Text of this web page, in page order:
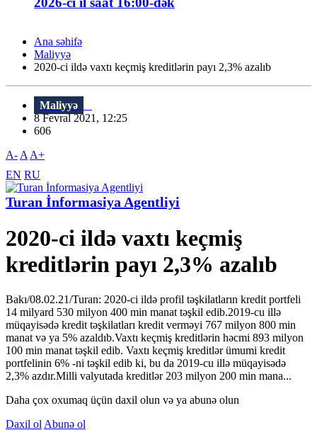
Ana səhifə
Maliyyə
2020-ci ildə vaxtı keçmiş kreditlərin payı 2,3% azalıb
Maliyyə
8 Fevral 2021, 12:25
606
A- A A+
EN RU
Turan İnformasiya Agentliyi
2020-ci ildə vaxtı keçmiş
kreditlərin payı 2,3% azalıb
Bakı/08.02.21/Turan: 2020-ci ildə profil təşkilatların kredit portfeli
14 milyard 530 milyon 400 min manat təşkil edib.2019-cu illə
müqayisədə kredit təşkilatları kredit verməyi 767 milyon 800 min
manat və ya 5% azaldıb.Vaxtı keçmiş kreditlərin həcmi 893 milyon
100 min manat təşkil edib. Vaxtı keçmiş kreditlər ümumi kredit
portfelinin 6% -ni təşkil edib ki, bu da 2019-cu illə müqayisədə
2,3% azdır.Milli valyutada kreditlər 203 milyon 200 min mana...
Daha çox oxumaq üçün daxil olun və ya abunə olun
Daxil ol Abunə ol